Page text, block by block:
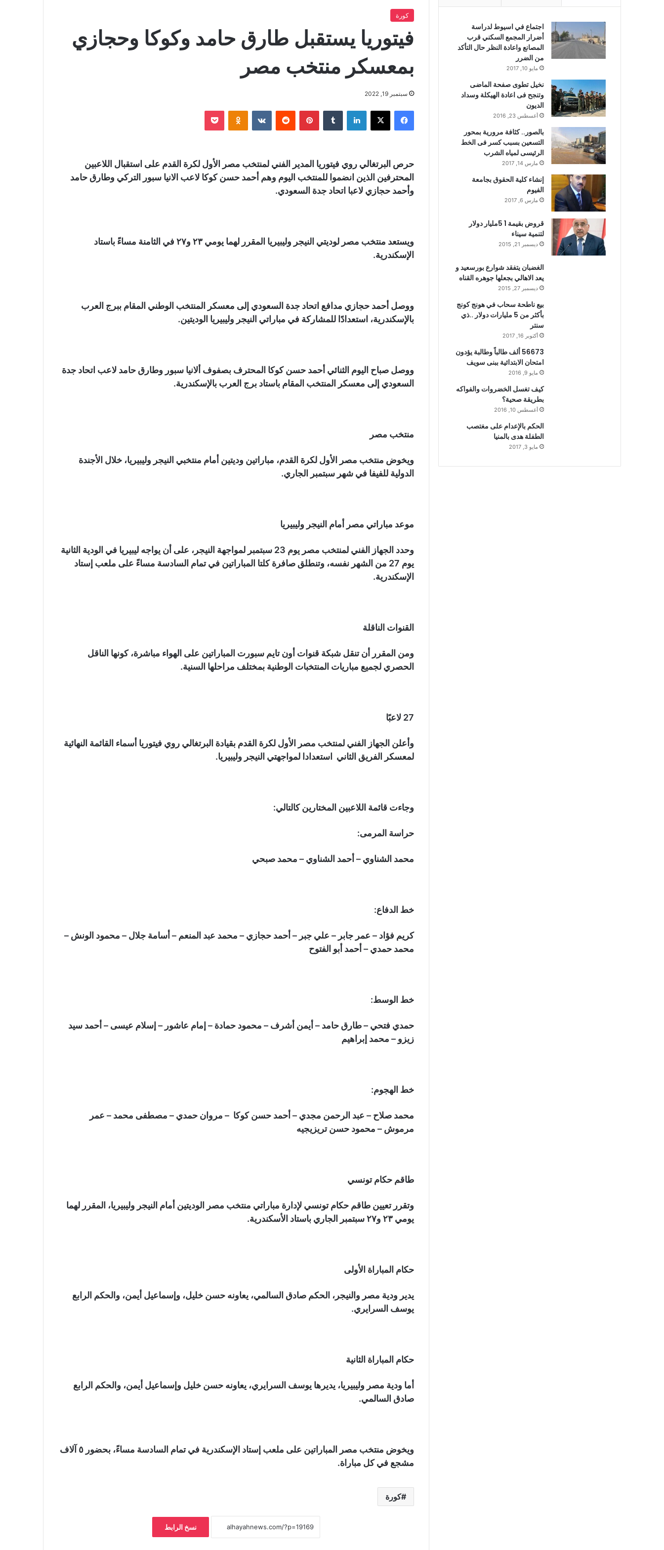
كورة
فيتوريا يستقبل طارق حامد وكوكا وحجازي
بمعسكر منتخب مصر
سبتمبر 19, 2022
فيسبوك لينكدإن بينتيريست
حرص البرتغالي روي فيتوريا المدير الفني لمنتخب مصر الأول لكرة القدم على استقبال اللاعبين
المحترفين الذين انضموا للمنتخب اليوم وهم أحمد حسن كوكا لاعب الانيا سبور التركي وطارق حامد
وأحمد حجازي لاعبا اتحاد جدة السعودي.
ويستعد منتخب مصر لوديتي النيجر وليبيريا المقرر لهما يومي ٢٣ و٢٧ في الثامنة مساءً باستاد
الإسكندرية.
ووصل أحمد حجازي مدافع اتحاد جدة السعودي إلى معسكر المنتخب الوطني المقام ببرج العرب
بالإسكندرية، استعدادًا للمشاركة في مباراتي النيجر وليبيريا الوديتين.
ووصل صباح اليوم الثنائي أحمد حسن كوكا المحترف بصفوف ألانيا سبور وطارق حامد لاعب اتحاد جدة
السعودي إلى معسكر المنتخب المقام باستاد برج العرب بالإسكندرية.
منتخب مصر
ويخوض منتخب مصر الأول لكرة القدم، مباراتين وديتين أمام منتخبي النيجر وليبيريا، خلال الأجندة
الدولية للفيفا في شهر سبتمبر الجاري.
موعد مباراتي مصر أمام النيجر وليبيريا
وحدد الجهاز الفني لمنتخب مصر يوم 23 سبتمبر لمواجهة النيجر، على أن يواجه ليبيريا في الودية الثانية
يوم 27 من الشهر نفسه، وتنطلق صافرة كلتا المباراتين في تمام السادسة مساءً على ملعب إستاد
الإسكندرية.
القنوات الناقلة
ومن المقرر أن تنقل شبكة قنوات أون تايم سبورت المباراتين على الهواء مباشرة، كونها الناقل
الحصري لجميع مباريات المنتخبات الوطنية بمختلف مراحلها السنية.
27 لاعبًا
وأعلن الجهاز الفني لمنتخب مصر الأول لكرة القدم بقيادة البرتغالي روي فيتوريا أسماء القائمة النهائية
لمعسكر الفريق الثاني استعدادا لمواجهتي النيجر وليبيريا.
وجاءت قائمة اللاعبين المختارين كالتالي:
حراسة المرمى:
محمد الشناوي – أحمد الشناوي – محمد صبحي
خط الدفاع:
كريم فؤاد – عمر جابر – علي جبر – أحمد حجازي – محمد عبد المنعم – أسامة جلال – محمود الونش –
محمد حمدي – أحمد أبو الفتوح
خط الوسط:
حمدي فتحي – طارق حامد – أيمن أشرف – محمود حمادة – إمام عاشور – إسلام عيسى – أحمد سيد
زيزو – محمد إبراهيم
خط الهجوم:
محمد صلاح – عبد الرحمن مجدي – أحمد حسن كوكا – مروان حمدي – مصطفى محمد – عمر
مرموش – محمود حسن تريزيجيه
طاقم حكام تونسي
وتقرر تعيين طاقم حكام تونسي لإدارة مباراتي منتخب مصر الوديتين أمام النيجر وليبيريا، المقرر لهما
يومي ٢٣ و٢٧ سبتمبر الجاري باستاد الأسكندرية.
حكام المباراة الأولى
يدير ودية مصر والنيجر، الحكم صادق السالمي، يعاونه حسن خليل، وإسماعيل أيمن، والحكم الرابع
يوسف السرايري.
حكام المباراة الثانية
أما ودية مصر وليبيريا، يديرها يوسف السرايري، يعاونه حسن خليل وإسماعيل أيمن، والحكم الرابع
صادق السالمي.
ويخوض منتخب مصر المباراتين على ملعب إستاد الإسكندرية في تمام السادسة مساءً، بحضور ٥ آلاف
مشجع في كل مباراة.
كورة
نسخ الرابط
اجتماع في اسيوط لدراسة
أضرار المجمع السكني قرب
المصانع واعادة النظر حال التأكد
من الضرر
مايو 10, 2017
نخيل تطوى صفحة الماضى
وتنجح فى اعادة الهيكلة وسداد
الديون
أغسطس 23, 2016
بالصور.. كثافة مرورية بمحور
التسعين بسبب كسر فى الخط
الرئيسى لمياه الشرب
مارس 14, 2017
إنشاء كلية الحقوق بجامعة
الفيوم
مارس 6, 2017
قروض بقيمة 1 5مليار دولار
لتنمية سيناء
ديسمبر 21, 2015
الغضبان يتفقد شوارع بورسعيد و
يعد الاهالي بجعلها جوهره القناه
ديسمبر 27, 2015
بيع ناطحة سحاب في هونج كونج
بأكثر من 5 مليارات دولار ..ذي
سنتر
أكتوبر 16, 2017
56673 ألف طالباً وطالبة يؤدون
امتحان الابتدائية ببنى سويف
مايو 9, 2016
كيف تغسل الخضروات والفواكه
بطريقة صحية؟
أغسطس 10, 2016
الحكم بالإعدام على مغتصب
الطفلة هدى بالمنيا
مايو 3, 2017